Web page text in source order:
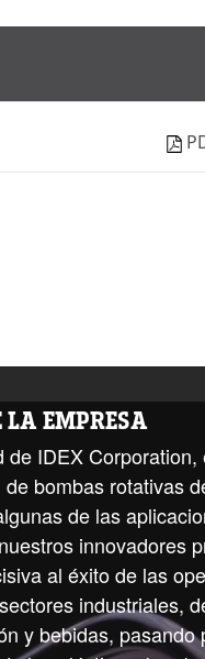
LA EMPRESA
IDEX
bombas rotativas
de las
innovadores
al éxito de las
industriales,
y bebidas, pasando